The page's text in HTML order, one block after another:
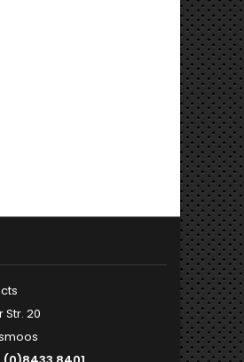
Str. 20